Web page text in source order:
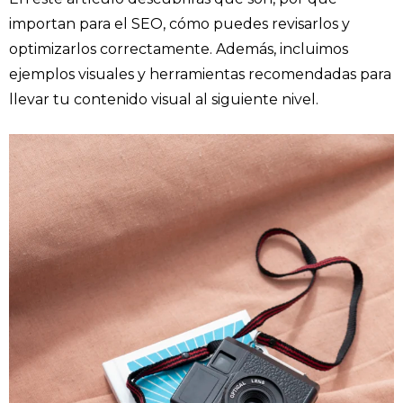
importan para el SEO, cómo puedes revisarlos y
optimizarlos correctamente. Además, incluimos
ejemplos visuales y herramientas recomendadas para
llevar tu contenido visual al siguiente nivel.